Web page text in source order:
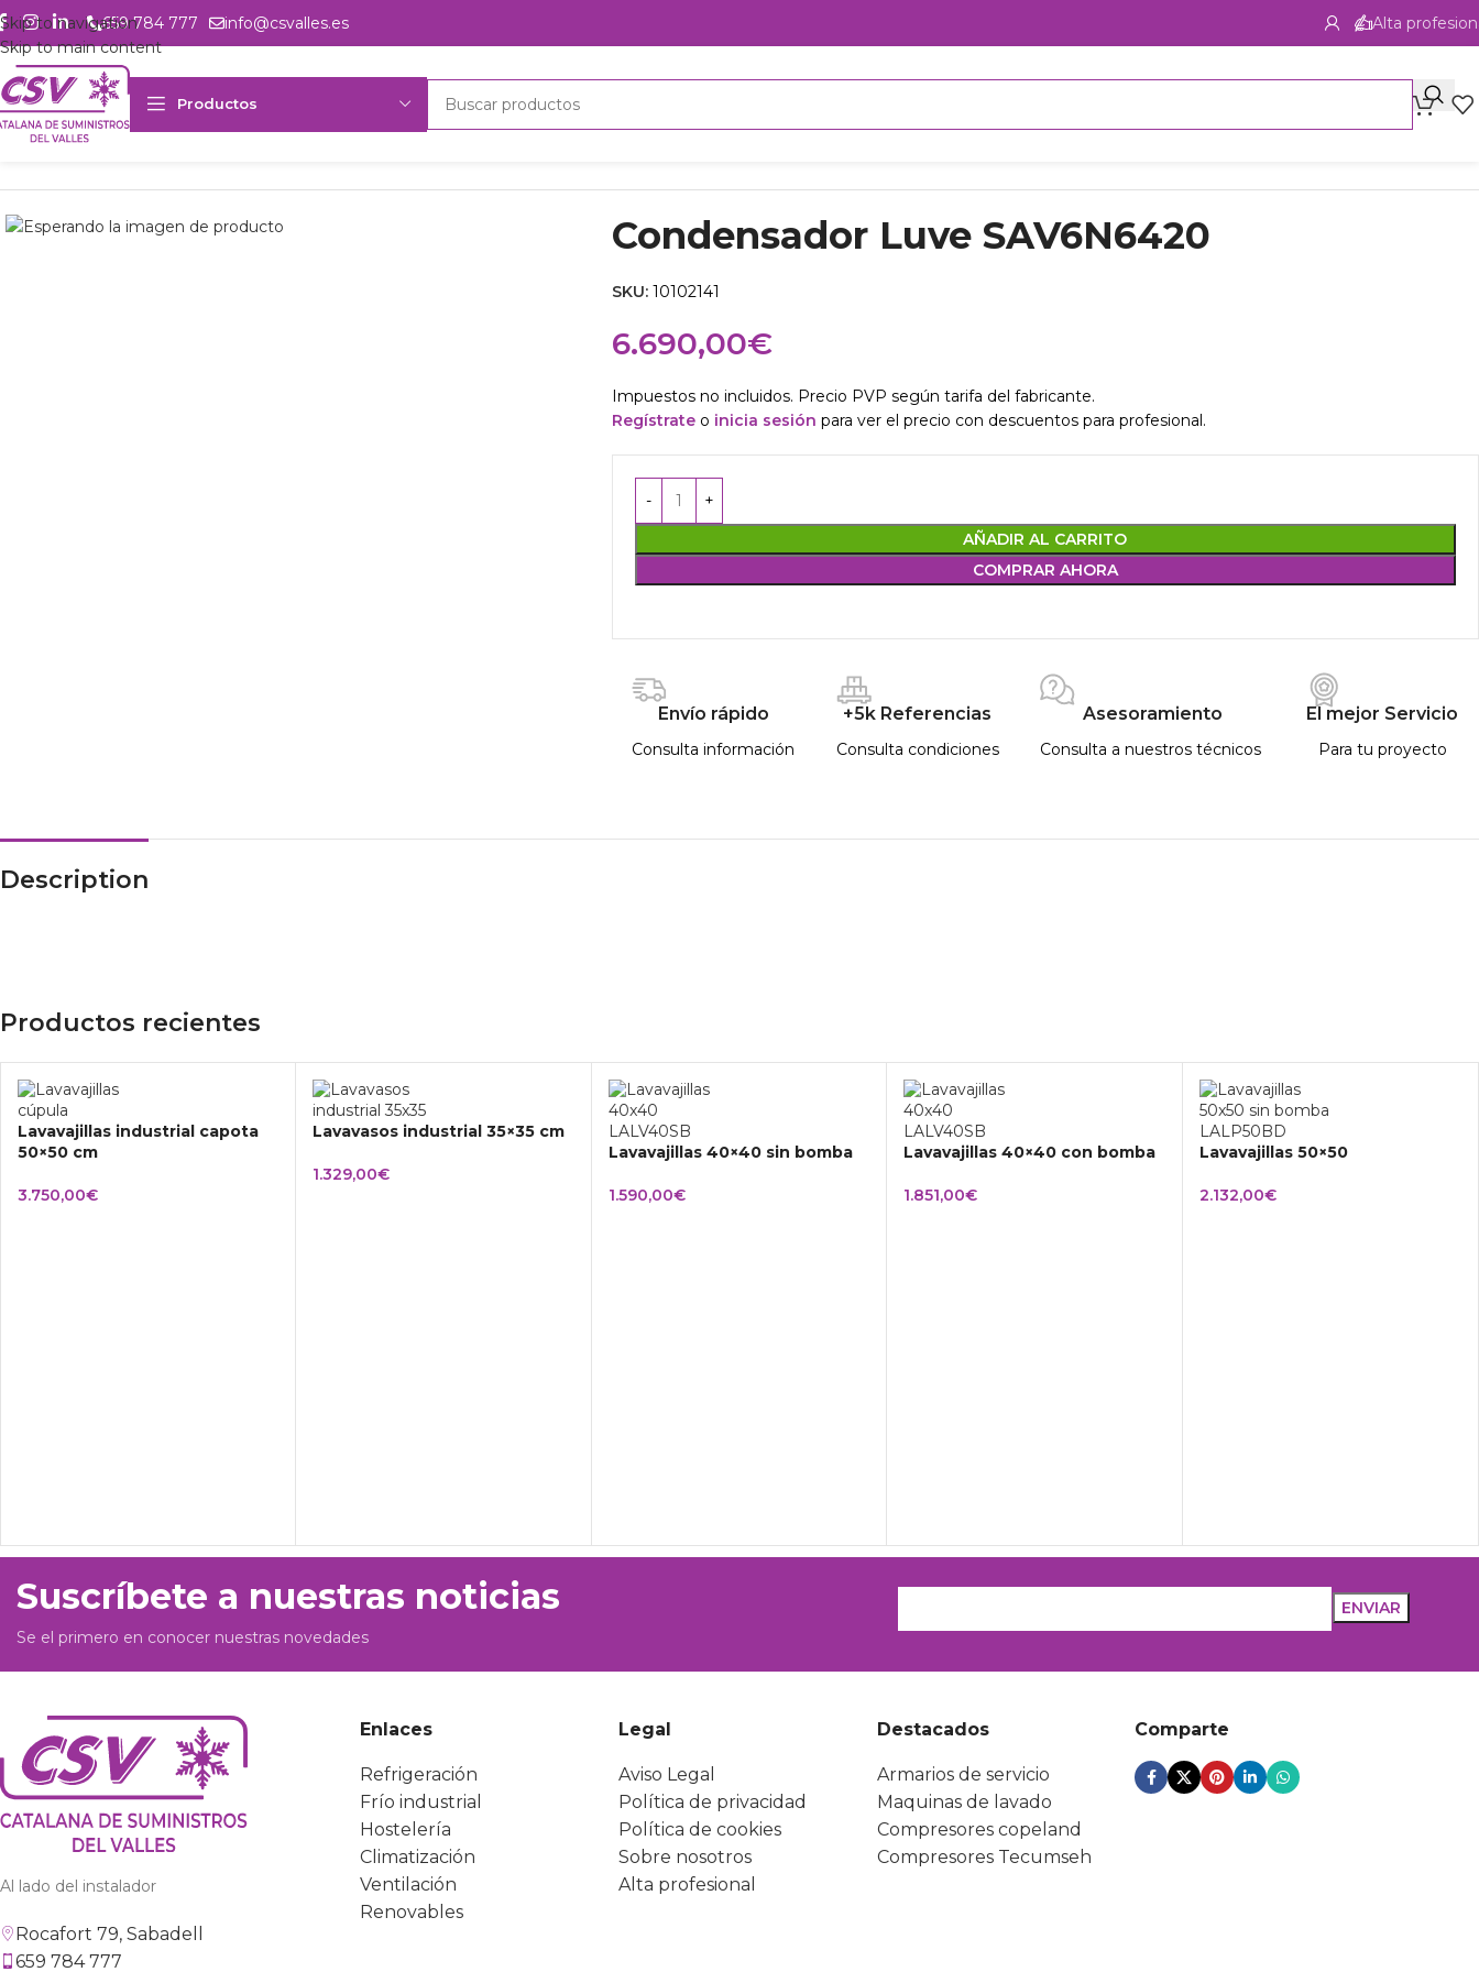
Skip to navigation
Skip to main content
659 784 777 info@csvalles.es Alta
Productos
Inicio Productos
Condensador Luve SAV6N6420
SKU: 10102141
6.690,00€
Impuestos no incluidos. Precio PVP según tarifa del fabricante.
Regístrateo inicia sesión para ver el precio con descuentos para profesional.
AÑADIR AL CARRITO
COMPRAR AHORA
Envío rápido
Consulta información
+5k Referencias
Consulta condiciones
Asesoramiento
Consulta a nuestros técnicos
El mejor Servicio
Para tu proyecto
Description
Productos recientes
Lavavajillas industrial capota
50×50 cm
3.750,00€
Lavavasos industrial 35×35 cm
1.329,00€
Lavavajillas 40×40 sin bomba
1.590,00€
Lavavajillas 40×40 con bomba
1.851,00€
Lavavajillas 50×50
2.132,00€
Suscríbete a nuestras noticias
Se el primero en conocer nuestras novedades
Al lado del instalador
Rocafort 79, Sabadell
659 784 777
Enlaces
Refrigeración
Frío industrial
Hostelería
Climatización
Ventilación
Renovables
Legal
Aviso Legal
Política de privacidad
Política de cookies
Sobre nosotros
Alta profesional
Destacados
Armarios de servicio
Maquinas de lavado
Compresores copeland
Compresores Tecumseh
Comparte